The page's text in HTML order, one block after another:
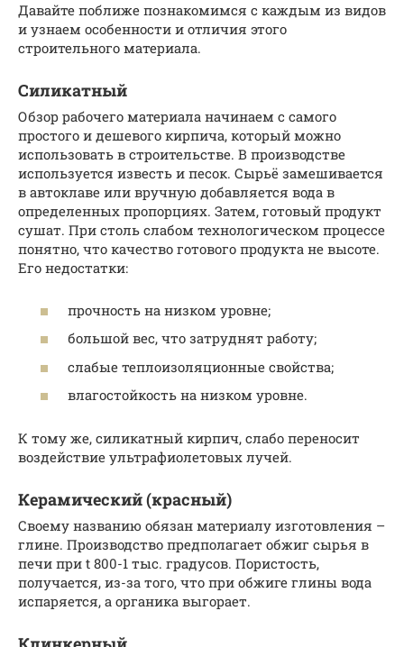
Давайте поближе познакомимся с каждым из видов
и узнаем особенности и отличия этого
строительного материала.
Силикатный
Обзор рабочего материала начинаем с самого
простого и дешевого кирпича, который можно
использовать в строительстве. В производстве
используется известь и песок. Сырьё замешивается
в автоклаве или вручную добавляется вода в
определенных пропорциях. Затем, готовый продукт
сушат. При столь слабом технологическом процессе
понятно, что качество готового продукта не высоте.
Его недостатки:
прочность на низком уровне;
большой вес, что затруднят работу;
слабые теплоизоляционные свойства;
влагостойкость на низком уровне.
К тому же, силикатный кирпич, слабо переносит
воздействие ультрафиолетовых лучей.
Керамический (красный)
Своему названию обязан материалу изготовления –
глине. Производство предполагает обжиг сырья в
печи при t 800-1 тыс. градусов. Пористость,
получается, из-за того, что при обжиге глины вода
испаряется, а органика выгорает.